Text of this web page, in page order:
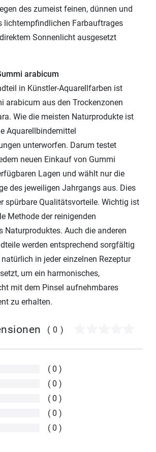
des zumeist feinen, dünnen und
lichtempfindlichen Farbauftrages
Sonnenlicht ausgesetzt
arabicum
in Künstler-Aquarellfarben ist
arabicum aus den Trockenzonen
Wie die meisten Naturprodukte ist
Aquarellbindemittel
unterworfen. Darum testet
neuen Einkauf von Gummi
Lagen und wählt nur die
des jeweiligen Jahrgangs aus. Dies
spürbare Qualitätsvorteile. Wichtig ist
Methode der reinigenden
Naturproduktes. Auch die anderen
werden entsprechend sorgfältig
in jeder einzelnen Rezeptur
um ein harmonisches,
mit dem Pinsel aufnehmbares
zu erhalten.
(0)
0
0
0
0
0